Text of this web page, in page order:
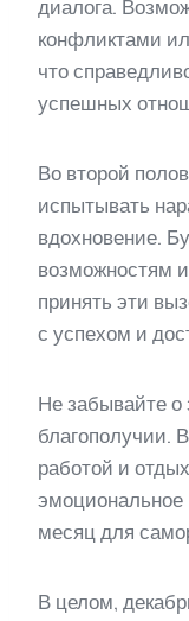
диалога.
конфликтами
что
успешных
Во второй
испытывать
вдохновение.
возможностям
принять эти
с успехом и
Не забывайте о
благополучии.
работой и
эмоциональное
месяц для
В целом,